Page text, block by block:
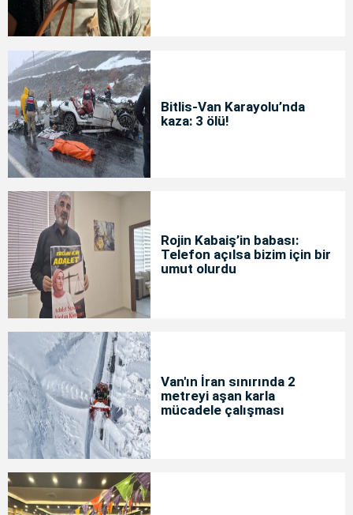
Bitlis-Van Karayolu’nda
kaza: 3 ölü!
Rojin Kabaiş’in babası:
Telefon açılsa bizim için bir
umut olurdu
Van'ın İran sınırında 2
metreyi aşan karla
mücadele çalışması